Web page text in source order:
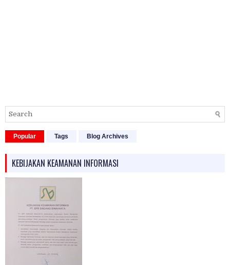
Popular Tags Blog Archives
KEBIJAKAN KEAMANAN INFORMASI